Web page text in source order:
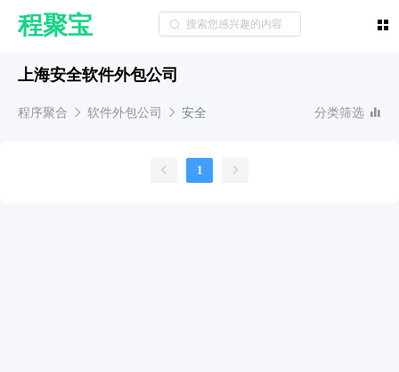
程聚宝
上海安全软件外包公司
程序聚合 软件外包公司 安全 分类筛选
1